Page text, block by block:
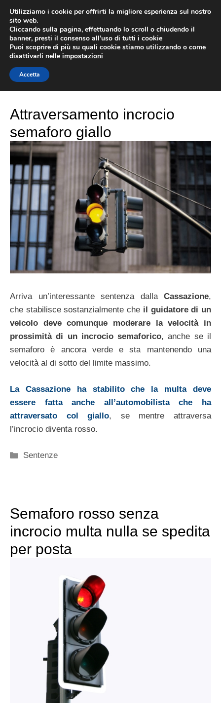
contenuto
incrocio
Attraversamento incrocio
semaforo giallo
Arriva un’interessante sentenza dalla Cassazione,
che stabilisce sostanzialmente che il guidatore di un
veicolo deve comunque moderare la velocità in
prossimità di un incrocio semaforico, anche se il
semaforo è ancora verde e sta mantenendo una
velocità al di sotto del limite massimo.
La Cassazione ha stabilito che la multa deve
essere fatta anche all’automobilista che ha
attraversato col giallo, se mentre attraversa
l’incrocio diventa rosso.
Categorie
Sentenze
Semaforo rosso senza
incrocio multa nulla se spedita
per posta
Utilizziamo i cookie per offrirti la migliore esperienza sul nostro
sito web.
Cliccando sulla pagina, effettuando lo scroll o chiudendo il
banner, presti il consenso all’uso di tutti i cookie
Puoi scoprire di più su quali cookie stiamo utilizzando o come
disattivarli nelle impostazioni
Accetta